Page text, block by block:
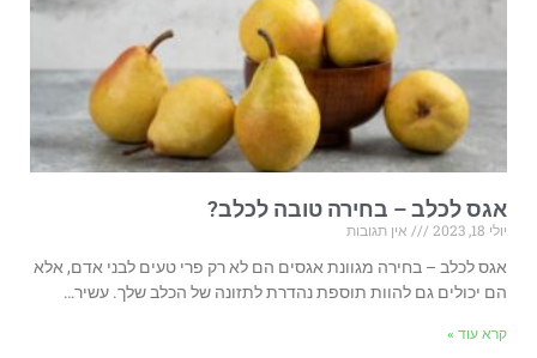
אגס לכלב – בחירה טובה לכלב?
יולי 18, 2023
אין תגובות
אגס לכלב – בחירה מגוונת אגסים הם לא רק פרי טעים לבני אדם, אלא
הם יכולים גם להוות תוספת נהדרת לתזונה של הכלב שלך. עשיר…
קרא עוד »